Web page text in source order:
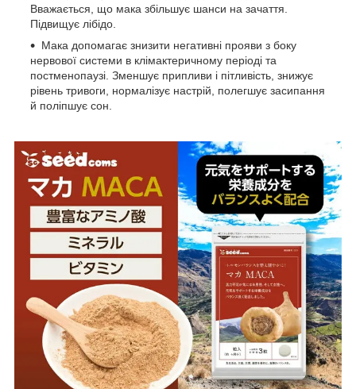
Вважається, що мака збільшує шанси на зачаття.
Підвищує лібідо.
Мака допомагає знизити негативні прояви з боку
нервової системи в клімактеричному періоді та
постменопаузі. Зменшує припливи і пітливість, знижує
рівень тривоги, нормалізує настрій, полегшує засипання
й поліпшує сон.